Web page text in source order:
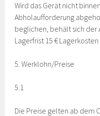
Wird das Gerät nicht
Abholaufforderung
beglichen, behält sich der
Lagerfrist 15 €
5. Werklohn/Preise
5.1
Die Preise gelten ab dem